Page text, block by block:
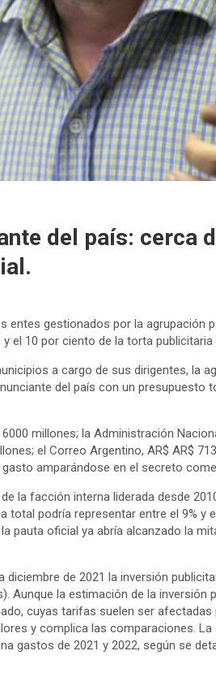
del país: cerca
entes gestionados por la agrupación
el 10 por ciento de la torta
a cargo de sus dirigentes, la
del país con un presupuesto
millones; la Administración
el Correo Argentino, AR$ AR$
amparándose en el secreto
la facción interna liderada desde
total podría representar entre el 9% y
pauta oficial ya abría alcanzado la
de 2021 la inversión
Aunque la estimación de la inversión
cuyas tarifas suelen ser
y complica las comparaciones. La
gastos de 2021 y 2022, según se